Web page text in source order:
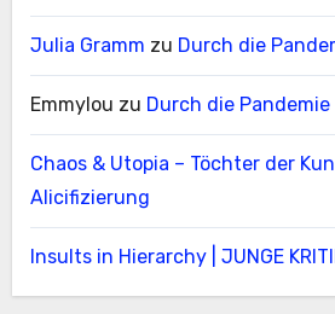
Julia Gramm zu Durch die
Emmylou zu Durch die
Chaos & Utopia – Töchter der
Alicifizierung
Insults in Hierarchy | JUNGE